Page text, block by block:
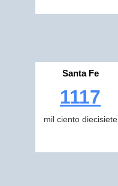
Santa Fe
1117
mil ciento diecisiete